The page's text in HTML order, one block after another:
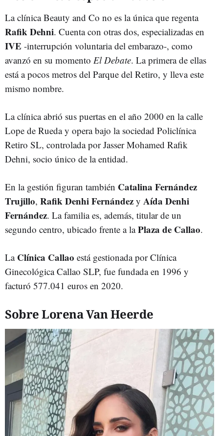
La clínica Beauty and Co no es la única que regenta
Rafik Dehni. Cuenta con otras dos, especializadas en
IVE -interrupción voluntaria del embarazo-, como
avanzó en su momento El Debate. La primera de ellas
está a pocos metros del Parque del Retiro, y lleva este
mismo nombre.
La clínica abrió sus puertas en el año 2000 en la calle
Lope de Rueda y opera bajo la sociedad Policlínica
Retiro SL, controlada por Jasser Mohamed Rafik
Dehni, socio único de la entidad.
En la gestión figuran también Catalina Fernández
Trujillo, Rafik Denhi Fernández y Aída Denhi
Fernández. La familia es, además, titular de un
segundo centro, ubicado frente a laPlaza de Callao.
La Clínica Callao está gestionada por Clínica
Ginecológica Callao SLP, fue fundada en 1996 y
facturó 577.041 euros en 2020.
Sobre Lorena Van Heerde